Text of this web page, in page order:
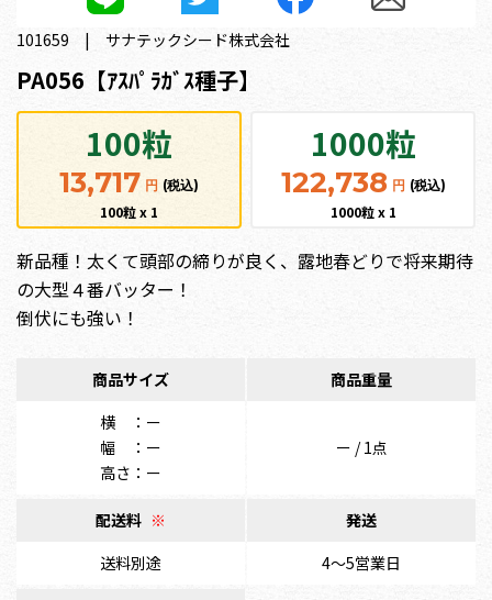
101659 サナテックシード株式会社
PA056【ｱｽﾊﾟﾗｶﾞｽ種子】
100粒
13,717 円 (税込)
100粒 x 1
1000粒
122,738 円 (税込)
1000粒 x 1
新品種！太くて頭部の締りが良く、露地春どりで将来期待
の大型４番バッター！
倒伏にも強い！
商品サイズ
横 ：ー
幅 ：ー
高さ：ー
商品重量
ー / 1点
配送料 ※
送料別途
発送
4〜5営業日